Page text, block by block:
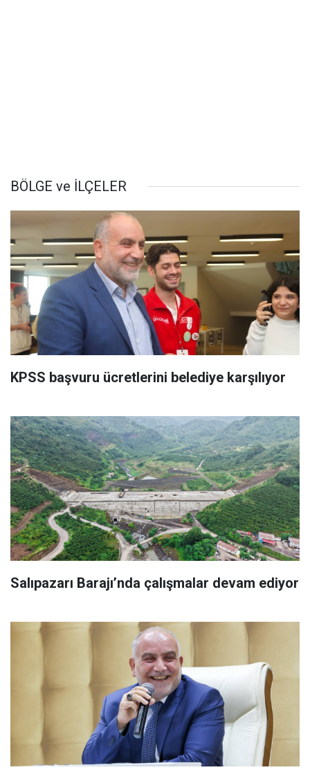
BÖLGE ve İLÇELER
KPSS başvuru ücretlerini belediye karşılıyor
Salıpazarı Barajı’nda çalışmalar devam ediyor